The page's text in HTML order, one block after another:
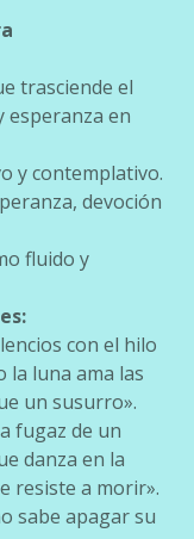
trasciende el
esperanza en
y contemplativo.
devoción
fluido y
con el hilo
la luna ama las
un susurro».
fugaz de un
danza en la
resiste a morir».
sabe apagar su